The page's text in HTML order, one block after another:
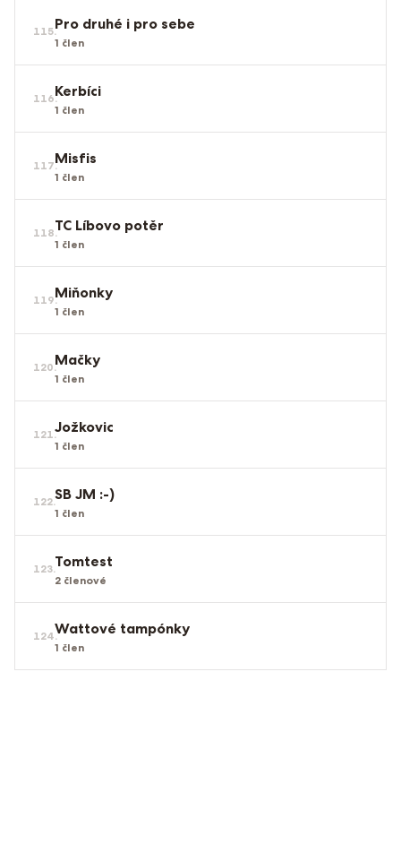
115.Pro druhé i pro sebe
1 člen
116.Kerbíci
1 člen
117.Misfis
1 člen
118.TC Líbovo potěr
1 člen
119.Miňonky
1 člen
120.Mačky
1 člen
121.Jožkovic
1 člen
122.SB JM :-)
1 člen
123.Tomtest
2 členové
124.Wattové tampónky
1 člen